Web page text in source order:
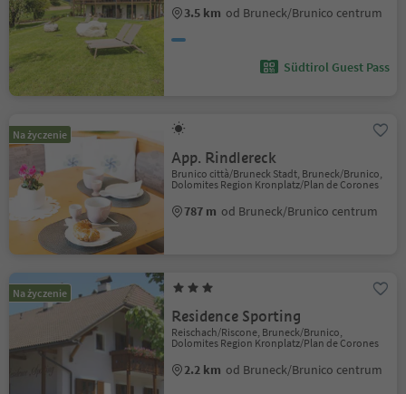
3.5 km od Bruneck/Brunico centrum
Südtirol Guest Pass
Na życzenie
App. Rindlereck
Brunico città/Bruneck Stadt, Bruneck/Brunico,
Dolomites Region Kronplatz/Plan de Corones
787 m od Bruneck/Brunico centrum
Na życzenie
Residence Sporting
Reischach/Riscone, Bruneck/Brunico,
Dolomites Region Kronplatz/Plan de Corones
2.2 km od Bruneck/Brunico centrum